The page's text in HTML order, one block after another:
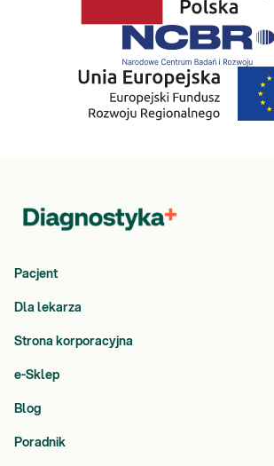
Pacjent
Dla lekarza
Strona korporacyjna
e-Sklep
Blog
Poradnik